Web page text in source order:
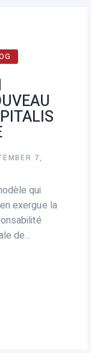
7,
qui
exergue la
de...